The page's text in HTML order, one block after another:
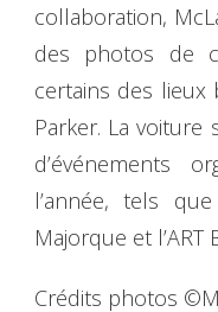
collaboration,
des photos de
certains des
Parker. La voiture
d’événements
l’année, tels
Majorque et l’ART
Crédits photos